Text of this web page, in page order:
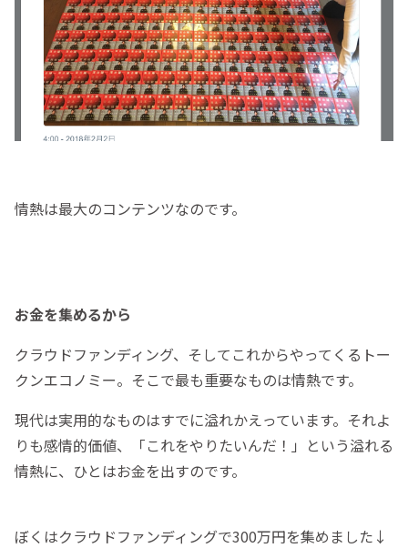
情熱は最大のコンテンツなのです。
お金を集めるから
クラウドファンディング、そしてこれからやってくるトー
クンエコノミー。そこで最も重要なものは情熱です。
現代は実用的なものはすでに溢れかえっています。それよ
りも感情的価値、「これをやりたいんだ！」という溢れる
情熱に、ひとはお金を出すのです。
ぼくはクラウドファンディングで300万円を集めました↓